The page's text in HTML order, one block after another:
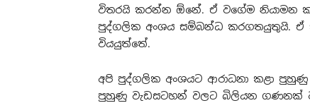
විතරයි කරන්න ඕනේ. ඒ වගේම නියාමන
පුද්ගලික අංශය සම්බන්ධ කරගතයුතුයි. ඒ
වියයුත්තේ.
අපි පුද්ගලික අංශයට ආරාධනා කළා
පුහුණු වැඩසටහන් වලට බිලියන ගණනක්